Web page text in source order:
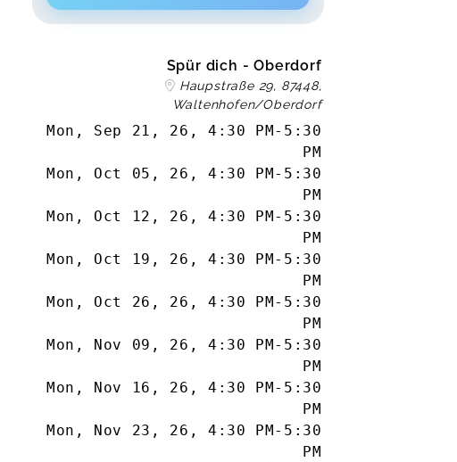
Spür dich - Oberdorf
Haupstraße 29, 87448,
Waltenhofen/Oberdorf
Mon, Sep 21, 26 , 4:30 PM - 5:30
PM
Mon, Oct 05, 26 , 4:30 PM - 5:30
PM
Mon, Oct 12, 26 , 4:30 PM - 5:30
PM
Mon, Oct 19, 26 , 4:30 PM - 5:30
PM
Mon, Oct 26, 26 , 4:30 PM - 5:30
PM
Mon, Nov 09, 26 , 4:30 PM - 5:30
PM
Mon, Nov 16, 26 , 4:30 PM - 5:30
PM
Mon, Nov 23, 26 , 4:30 PM - 5:30
PM